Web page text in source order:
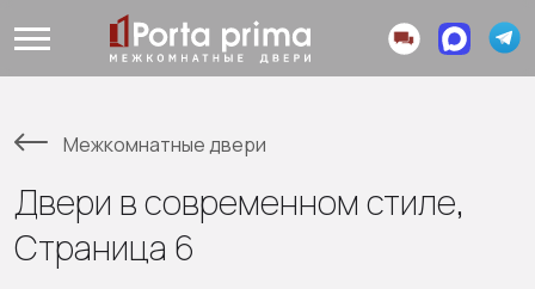
Межкомнатные двери
Двери в современном стиле,
Страница 6